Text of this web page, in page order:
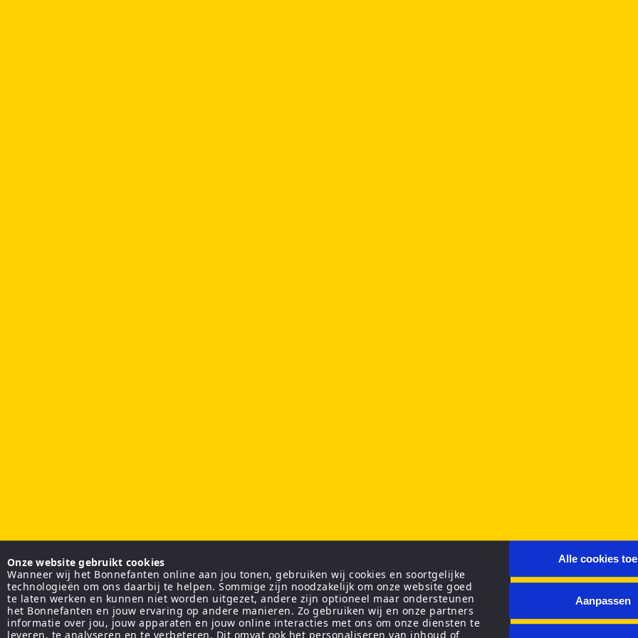
Onze website gebruikt cookies
Wanneer wij het Bonnefanten online aan jou tonen, gebruiken wij cookies en soortgelijke
technologieën om ons daarbij te helpen. Sommige zijn noodzakelijk om onze website goed
te laten werken en kunnen niet worden uitgezet, andere zijn optioneel maar ondersteunen
het Bonnefanten en jouw ervaring op andere manieren. Zo gebruiken wij en onze partners
informatie over jou, jouw apparaten en jouw online interacties met ons om onze diensten te
leveren, te analyseren en te verbeteren. Dit omvat ook het personaliseren van inhoud of
Alle cookies
Aanpassen